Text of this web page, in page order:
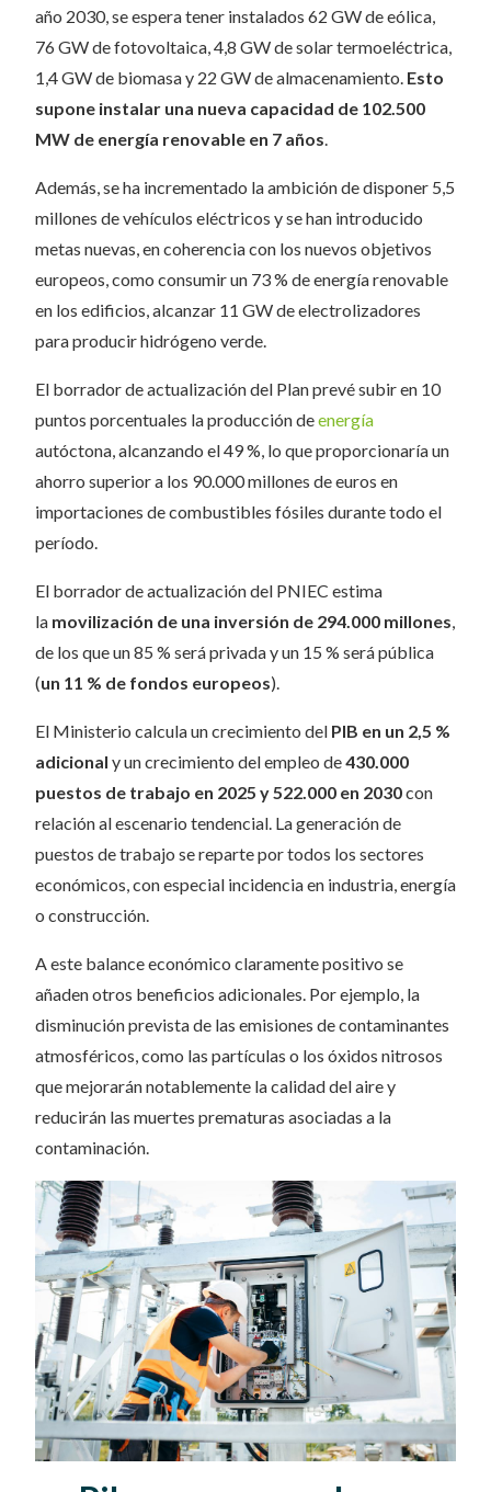
año 2030, se espera tener instalados 62 GW de eólica,
76 GW de fotovoltaica, 4,8 GW de solar termoeléctrica,
1,4 GW de biomasa y 22 GW de almacenamiento. Esto
supone instalar una nueva capacidad de 102.500
MW de energía renovable en 7 años.
Además, se ha incrementado la ambición de disponer 5,5
millones de vehículos eléctricos y se han introducido
metas nuevas, en coherencia con los nuevos objetivos
europeos, como consumir un 73 % de energía renovable
en los edificios, alcanzar 11 GW de electrolizadores
para producir hidrógeno verde.
El borrador de actualización del Plan prevé subir en 10
puntos porcentuales la producción deenergía
autóctona, alcanzando el 49 %, lo que proporcionaría un
ahorro superior a los 90.000 millones de euros en
importaciones de combustibles fósiles durante todo el
período.
El borrador de actualización del PNIEC estima
la movilización de una inversión de 294.000 millones,
de los que un 85 % será privada y un 15 % será pública
(un 11 % de fondos europeos).
El Ministerio calcula un crecimiento del PIB en un 2,5 %
adicional y un crecimiento del empleo de430.000
puestos de trabajo en 2025 y 522.000 en 2030con
relación al escenario tendencial. La generación de
puestos de trabajo se reparte por todos los sectores
económicos, con especial incidencia en industria, energía
o construcción.
A este balance económico claramente positivo se
añaden otros beneficios adicionales. Por ejemplo, la
disminución prevista de las emisiones de contaminantes
atmosféricos, como las partículas o los óxidos nitrosos
que mejorarán notablemente la calidad del aire y
reducirán las muertes prematuras asociadas a la
contaminación.